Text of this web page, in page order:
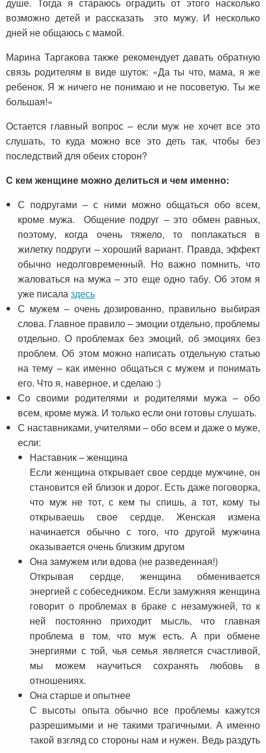
душе. Тогда я стараюсь оградить от этого насколько
возможно детей и рассказать это мужу. И несколько
дней не общаюсь с мамой.
Марина Таргакова также рекомендует давать обратную
связь родителям в виде шуток: «Да ты что, мама, я же
ребенок. Я ж ничего не понимаю и не посоветую. Ты же
большая!»
Остается главный вопрос – если муж не хочет все это
слушать, то куда можно все это деть так, чтобы без
последствий для обеих сторон?
С кем женщине можно делиться и чем именно:
С подругами – с ними можно общаться обо всем,
кроме мужа. Общение подруг – это обмен равных,
поэтому, когда очень тяжело, то поплакаться в
жилетку подруги – хороший вариант. Правда, эффект
обычно недолговременный. Но важно помнить, что
жаловаться на мужа – это еще одно табу. Об этом я
уже писалаздесь
С мужем – очень дозированно, правильно выбирая
слова. Главное правило – эмоции отдельно, проблемы
отдельно. О проблемах без эмоций, об эмоциях без
проблем. Об этом можно написать отдельную статью
на тему – как именно общаться с мужем и понимать
его. Что я, наверное, и сделаю :)
Со своими родителями и родителями мужа – обо
всем, кроме мужа. И только если они готовы слушать.
С наставниками, учителями – обо всем и даже о муже,
если:
Наставник – женщина
Если женщина открывает свое сердце мужчине, он
становится ей близок и дорог. Есть даже поговорка,
что муж не тот, с кем ты спишь, а тот, кому ты
открываешь свое сердце. Женская измена
начинается обычно с того, что другой мужчина
оказывается очень близким другом
Она замужем или вдова (не разведенная!)
Открывая сердце, женщина обменивается
энергией с собеседником. Если замужняя женщина
говорит о проблемах в браке с незамужней, то к
ней постоянно приходит мысль, что главная
проблема в том, что муж есть. А при обмене
энергиями с той, чья семья является счастливой,
мы можем научиться сохранять любовь в
отношениях.
Она старше и опытнее
С высоты опыта обычно все проблемы кажутся
разрешимыми и не такими трагичными. А именно
такой взгляд со стороны нам и нужен. Ведь раздуть